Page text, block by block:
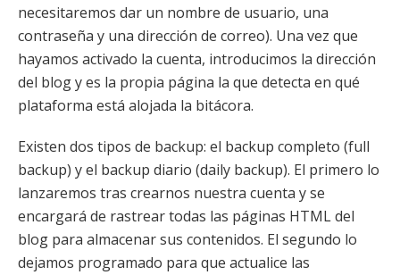
necesitaremos dar un nombre de usuario, una
contraseña y una dirección de correo). Una vez que
hayamos activado la cuenta, introducimos la dirección
del blog y es la propia página la que detecta en qué
plataforma está alojada la bitácora.
Existen dos tipos de backup: el backup completo (full
backup) y el backup diario (daily backup). El primero lo
lanzaremos tras crearnos nuestra cuenta y se
encargará de rastrear todas las páginas HTML del
blog para almacenar sus contenidos. El segundo lo
dejamos programado para que actualice las